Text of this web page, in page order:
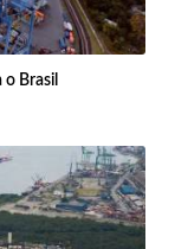
Brasil